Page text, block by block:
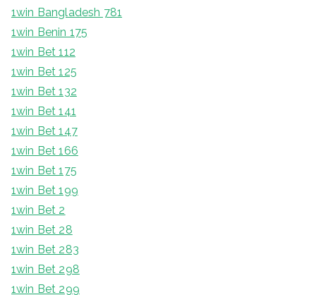
1win Bangladesh 781
1win Benin 175
1win Bet 112
1win Bet 125
1win Bet 132
1win Bet 141
1win Bet 147
1win Bet 166
1win Bet 175
1win Bet 199
1win Bet 2
1win Bet 28
1win Bet 283
1win Bet 298
1win Bet 299